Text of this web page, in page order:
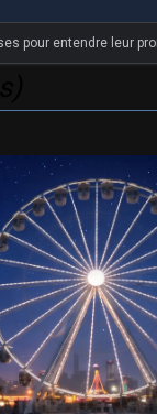
pour entendre leur